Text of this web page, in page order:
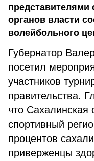
органов власти
волейбольного
Губернатор
посетил
участников
правительства.
что Сахалинская
спортивный
процентов
приверженцы